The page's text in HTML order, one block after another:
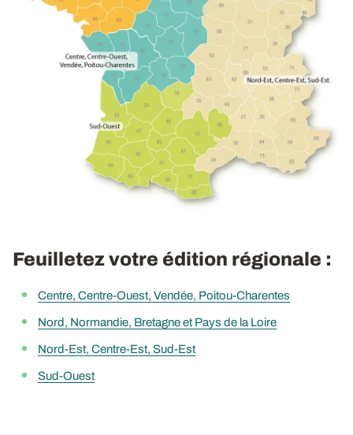
Feuilletez votre édition régionale :
Centre, Centre-Ouest, Vendée, Poitou-Charentes
Nord, Normandie, Bretagne et Pays de la Loire
Nord-Est, Centre-Est, Sud-Est
Sud-Ouest